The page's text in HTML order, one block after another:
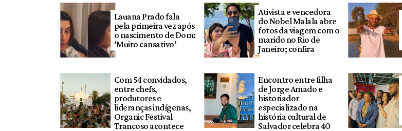
Lauana Prado fala
pela primeira vez após
o nascimento de Dom:
‘Muito cansativo’
Ativista e vencedora
do Nobel Malala abre
fotos da viagem com o
marido no Rio de
Janeiro; confira
Com 54 convidados,
entre chefs,
produtores e
lideranças indígenas,
Organic Festival
Trancoso acontece
Encontro entre filha
de Jorge Amado e
historiador
especializado na
história cultural de
Salvador celebra 40